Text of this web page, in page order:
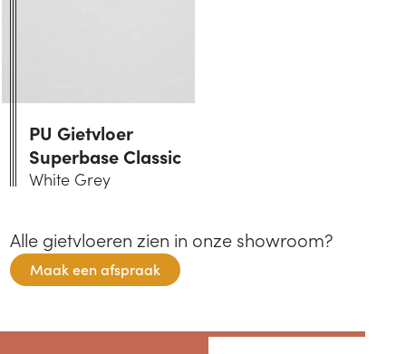
PU Gietvloer
Superbase Classic
White Grey
alle gietvloeren zien in onze showroom?​
Maak een afspraak